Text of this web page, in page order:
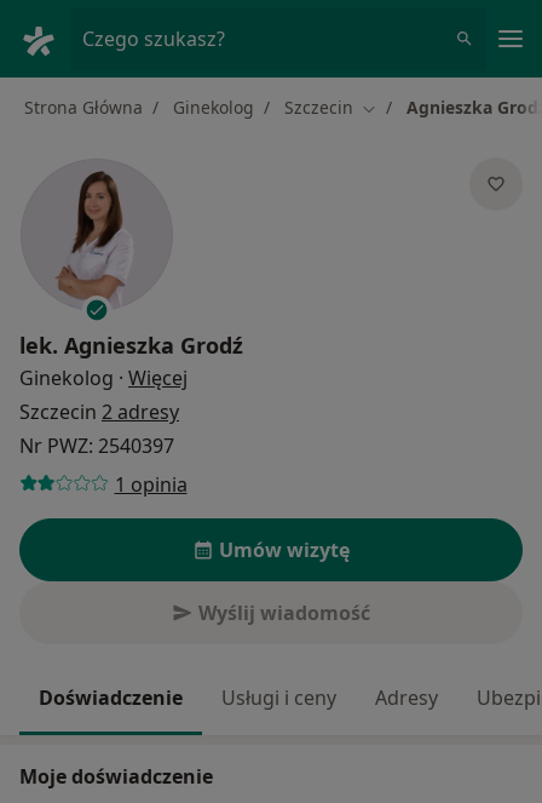
Czego szukasz?
Strona Główna Ginekolog Szczecin Zmień miasto
Agnieszka
lek. Agnieszka Grodź
Ginekolog · Więcej
Szczecin 2 adresy
Nr PWZ: 2540397
1 opinia
Umów wizytę
Wyślij wiadomość
Doświadczenie Usługi i ceny Adresy
Moje doświadczenie